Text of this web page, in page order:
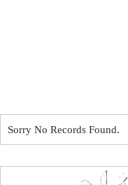
Sorry No Records Found.